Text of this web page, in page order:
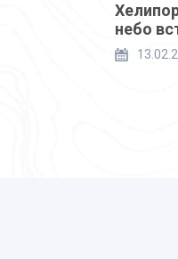
небо